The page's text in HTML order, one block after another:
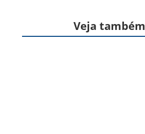
Veja também